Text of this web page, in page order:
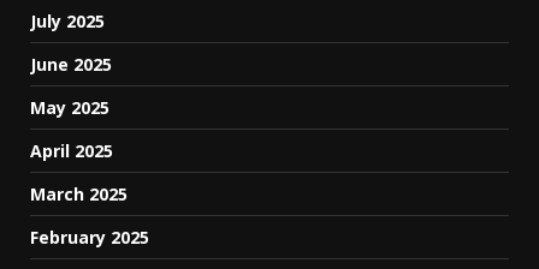
July 2025
June 2025
May 2025
April 2025
March 2025
February 2025